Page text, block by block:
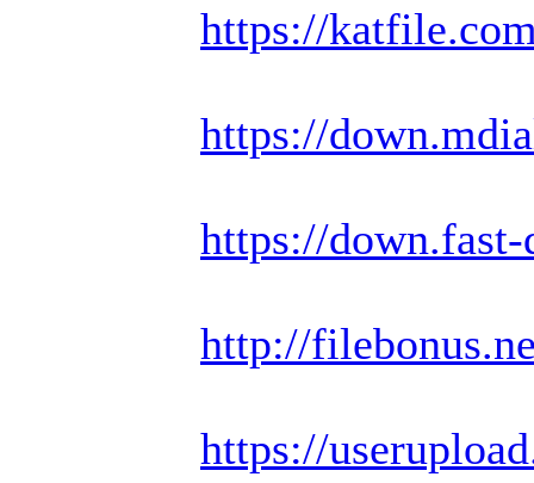
https://
https://
https://down.fast-
http://
https://